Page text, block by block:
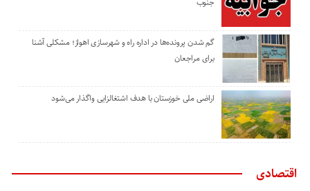
جنوب
گم شدن پرونده‌ها در اداره راه و شهرسازی اهواز؛ مشکلی آشنا
برای مراجعان
اراضی ملی خوزستان با هدف اشتغالزایی واگذار می‌شود
اقتصادی